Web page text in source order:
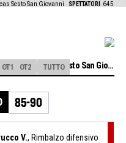
Sesto San Giovanni
SPETTATORI 645
Allianz Geas Sesto San Giovanni
OT1 OT2 TUTTO
85-90
V., Rimbalzo difensivo